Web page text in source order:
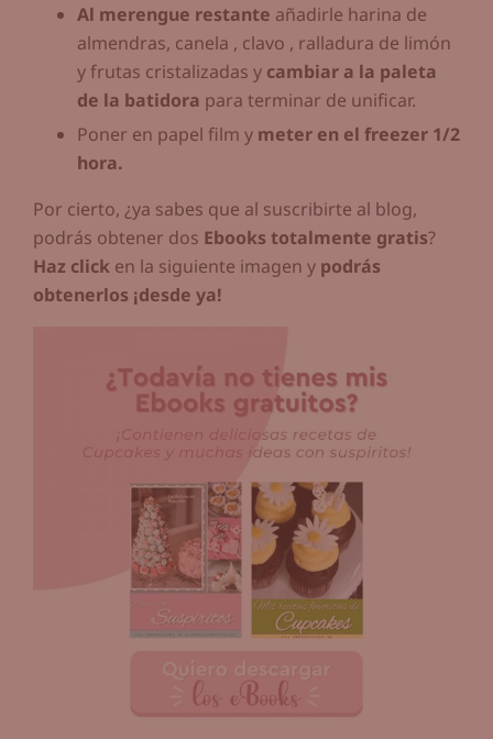
Al merengue restante añadirle harina de
almendras, canela , clavo , ralladura de limón
y frutas cristalizadas y cambiar a la paleta
de la batidora para terminar de unificar.
Poner en papel film y meter en el freezer 1/2
hora.
Por cierto, ¿ya sabes que al suscribirte al blog,
podrás obtener dos Ebooks totalmente gratis?
Haz click en la siguiente imagen y podrás
obtenerlos ¡desde ya!